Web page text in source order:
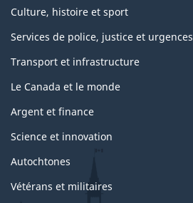
Culture, histoire et sport
Services de police, justice et urgences
Transport et infrastructure
Le Canada et le monde
Argent et finance
Science et innovation
Autochtones
Vétérans et militaires